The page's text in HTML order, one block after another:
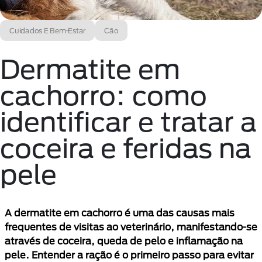
Cuidados E Bem-Estar Cão
Dermatite em
cachorro: como
identificar e tratar a
coceira e feridas na
pele
A dermatite em cachorro é uma das causas mais
frequentes de visitas ao veterinário, manifestando-se
através de coceira, queda de pelo e inflamação na
pele. Entender a ração é o primeiro passo para evitar